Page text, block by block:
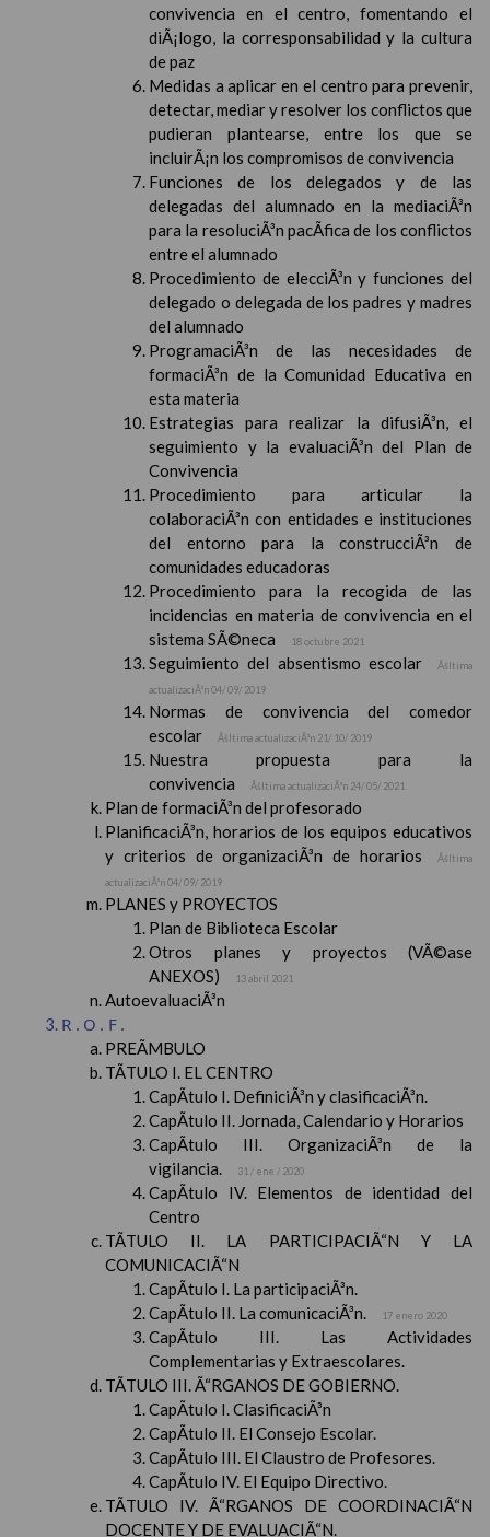
convivencia en el centro, fomentando el
diÃ¡logo, la corresponsabilidad y la cultura
de paz
Medidas a aplicar en el centro para prevenir,
detectar, mediar y resolver los conflictos que
pudieran plantearse, entre los que se
incluirÃ¡n los compromisos de convivencia
Funciones de los delegados y de las
delegadas del alumnado en la mediaciÃ³n
para la resoluciÃ³n pacÃ­fica de los conflictos
entre el alumnado
Procedimiento de elecciÃ³n y funciones del
delegado o delegada de los padres y madres
del alumnado
ProgramaciÃ³n de las necesidades de
formaciÃ³n de la Comunidad Educativa en
esta materia
Estrategias para realizar la difusiÃ³n, el
seguimiento y la evaluaciÃ³n del Plan de
Convivencia
Procedimiento para articular la
colaboraciÃ³n con entidades e instituciones
del entorno para la construcciÃ³n de
comunidades educadoras
Procedimiento para la recogida de las
incidencias en materia de convivencia en el
sistema SÃ©neca
18 octubre 2021
Seguimiento del absentismo escolar
Ãšltima
actualizaciÃ³n 04/ 09/ 2019
Normas de convivencia del comedor
escolar
Ãšltima actualizaciÃ³n 21/ 10/ 2019
Nuestra propuesta para la
convivencia
Ãšltima actualizaciÃ³n 24/ 05/ 2021
Plan de formaciÃ³n del profesorado
PlanificaciÃ³n, horarios de los equipos educativos
y criterios de organizaciÃ³n de horarios
Ãšltima
actualizaciÃ³n 04/ 09/ 2019
PLANES y PROYECTOS
Plan de Biblioteca Escolar
Otros planes y proyectos (VÃ©ase
ANEXOS)
13 abril 2021
AutoevaluaciÃ³n
R.O.F.
PREÃMBULO
TÃTULO I. EL CENTRO
CapÃ­tulo I. DefiniciÃ³n y clasificaciÃ³n.
CapÃ­tulo II. Jornada, Calendario y Horarios
CapÃ­tulo III. OrganizaciÃ³n de la
vigilancia.
31 / ene / 2020
CapÃ­tulo IV. Elementos de identidad del
Centro
TÃTULO II. LA PARTICIPACIÃ“N Y LA
COMUNICACIÃ“N
CapÃ­tulo I. La participaciÃ³n.
CapÃ­tulo II. La comunicaciÃ³n.
17 enero 2020
CapÃ­tulo III. Las Actividades
Complementarias y Extraescolares.
TÃTULO III. Ã“RGANOS DE GOBIERNO.
CapÃ­tulo I. ClasificaciÃ³n
CapÃ­tulo II. El Consejo Escolar.
CapÃ­tulo III. El Claustro de Profesores.
CapÃ­tulo IV. El Equipo Directivo.
TÃTULO IV. Ã“RGANOS DE COORDINACIÃ“N
DOCENTE Y DE EVALUACIÃ“N.